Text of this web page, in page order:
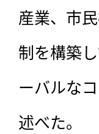
産業、市
制を構築
ーバルな
述べた。